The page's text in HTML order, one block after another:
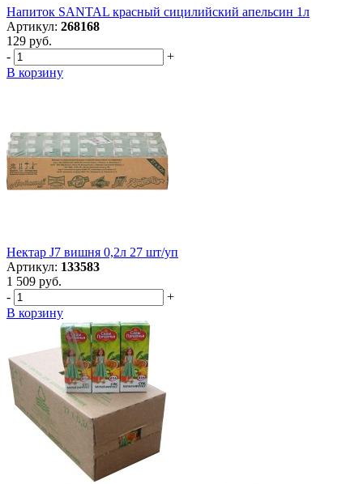
Напиток SANTAL красный сицилийский апельсин 1л
Артикул: 268168
129 руб.
-
+
В корзину
Нектар J7 вишня 0,2л 27 шт/уп
Артикул: 133583
1 509 руб.
-
+
В корзину